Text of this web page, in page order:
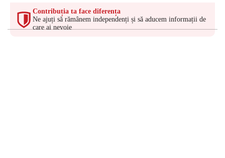
Contribuția ta face diferența
Ne ajuți să rămânem independenți și să aducem informații de
care ai nevoie